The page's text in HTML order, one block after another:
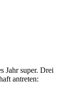
Jahr super. Drei
antreten: